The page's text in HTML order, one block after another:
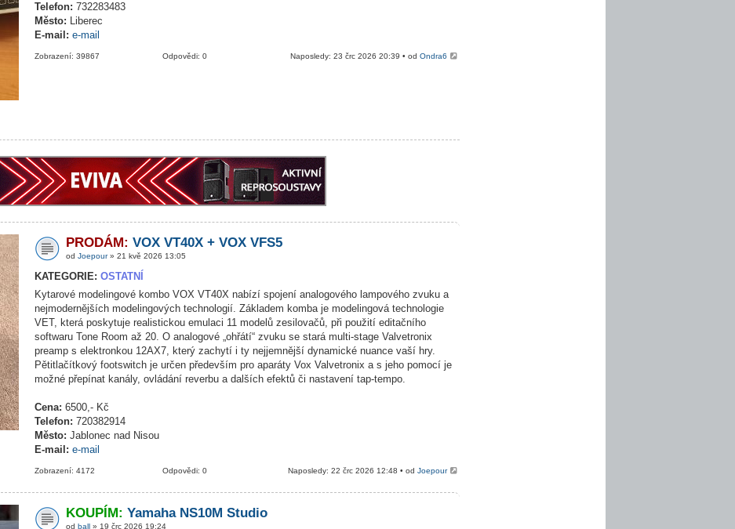
Telefon: 732283483
Město: Liberec
E-mail: e-mail
Naposledy: 23 črc 2026 20:39 • odOndra6
Odpovědi: 0
Zobrazení: 39867
PRODÁM: VOX VT40X + VOX VFS5
od Joepour» 21 kvě 2026 13:05
KATEGORIE: OSTATNÍ
Kytarové modelingové kombo VOX VT40X nabízí spojení analogového lampového zvuku a
nejmodernějších modelingových technologií. Základem komba je modelingová technologie
VET, která poskytuje realistickou emulaci 11 modelů zesilovačů, při použití editačního
softwaru Tone Room až 20. O analogové „ohřátí“ zvuku se stará multi-stage Valvetronix
preamp s elektronkou 12AX7, který zachytí i ty nejjemnější dynamické nuance vaší hry.
Pětitlačítkový footswitch je určen především pro aparáty Vox Valvetronix a s jeho pomocí je
možné přepínat kanály, ovládání reverbu a dalších efektů či nastavení tap-tempo.
Cena: 6500,- Kč
Telefon: 720382914
Město: Jablonec nad Nisou
E-mail: e-mail
Naposledy: 22 črc 2026 12:48 • odJoepour
Odpovědi: 0
Zobrazení: 4172
KOUPÍM: Yamaha NS10M Studio
od ball » 19 črc 2026 19:24